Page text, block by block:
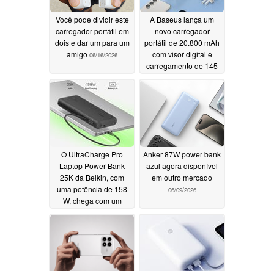
Você pode dividir este
carregador portátil em
dois e dar um para um
amigo 06/16/2026
A Baseus lança um
novo carregador
portátil de 20.800 mAh
com visor digital e
carregamento de 145
O UltraCharge Pro
Laptop Power Bank
25K da Belkin, com
uma potência de 158
W, chega com um
Anker 87W power bank
azul agora disponível
em outro mercado
06/09/2026